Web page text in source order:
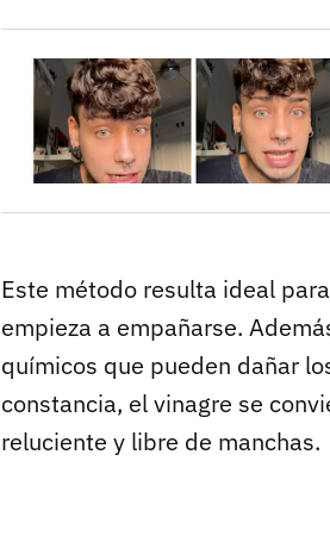
Este método resulta ideal para
empieza a empañarse.
químicos que pueden dañar
constancia, el vinagre se
reluciente y libre de manchas.